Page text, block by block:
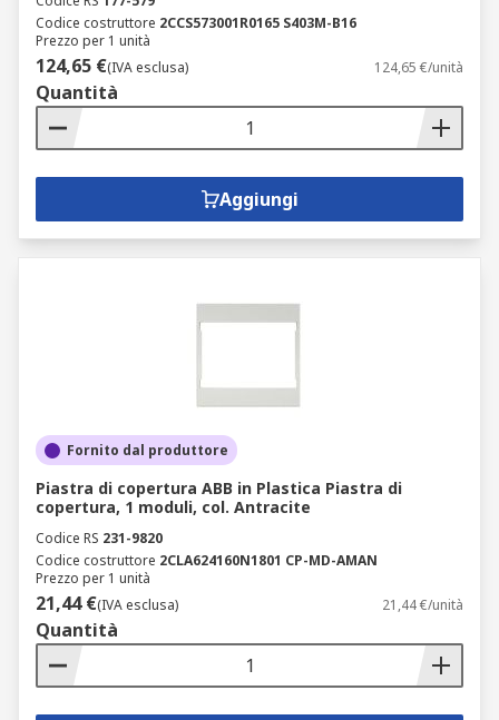
Codice costruttore 2CCS573001R0165 S403M-B16
Prezzo per 1 unità
124,65 €(IVA esclusa) 124,65 €/unità
Quantità
Aggiungi
Fornito dal produttore
Piastra di copertura ABB in Plastica Piastra di
copertura, 1 moduli, col. Antracite
Codice RS 231-9820
Codice costruttore 2CLA624160N1801 CP-MD-AMAN
Prezzo per 1 unità
21,44 €(IVA esclusa) 21,44 €/unità
Quantità